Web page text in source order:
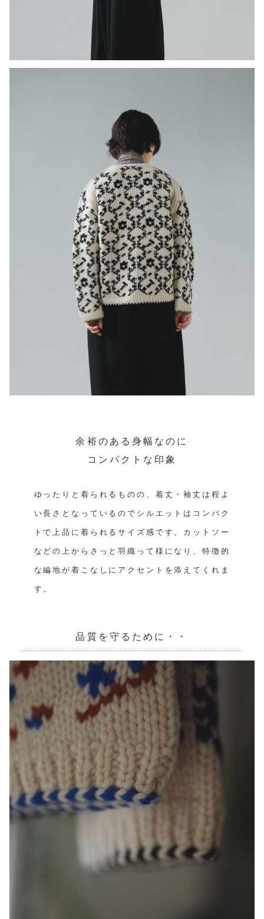
余裕のある身幅なのに
コンパクトな印象
ゆったりと着られるものの、着丈・袖丈は程よ
い長さとなっているのでシルエットはコンパク
トで上品に着られるサイズ感です。カットソー
などの上からさっと羽織って様になり、特徴的
な編地が着こなしにアクセントを添えてくれま
す。
品質を守るために・・